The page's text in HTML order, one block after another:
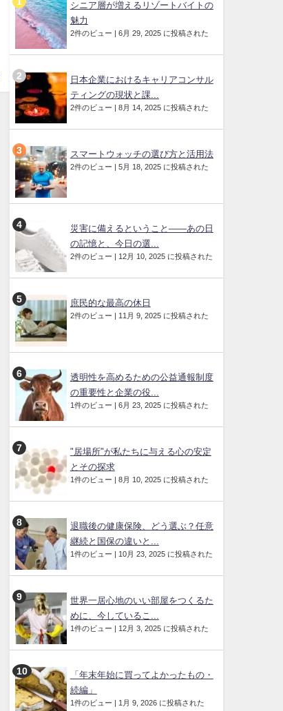
シニア層が増えるリゾートバイトの
魅力
2件のビュー | 6月 29, 2025 に投稿された
日本企業におけるキャリアコンサル
ティングの現状と課...
2件のビュー | 8月 14, 2025 に投稿された
スマートウォッチの選び方と活用法
2件のビュー | 5月 18, 2025 に投稿された
災害に備えるということ——あの日
の記憶と、今日の選...
2件のビュー | 12月 10, 2025 に投稿された
庶民的な最高の休日
2件のビュー | 11月 9, 2025 に投稿された
透明性を高めるための公益通報制度
の重要性と企業の役...
1件のビュー | 6月 23, 2025 に投稿された
"居場所"が私たちに与える心の安定
とその探求
1件のビュー | 8月 10, 2025 に投稿された
退職後の健康保険、どう選ぶ？任意
継続と国保の違いと...
1件のビュー | 10月 23, 2025 に投稿された
世界一居心地のいい部屋をつくるた
めに、今しているこ...
1件のビュー | 12月 3, 2025 に投稿された
「年末年始に買ってよかったもの・
続編」
1件のビュー | 1月 9, 2026 に投稿された